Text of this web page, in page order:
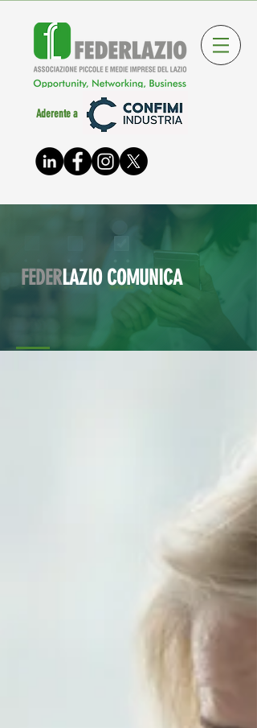
Aderente a
FEDERLAZIO COMUNICA